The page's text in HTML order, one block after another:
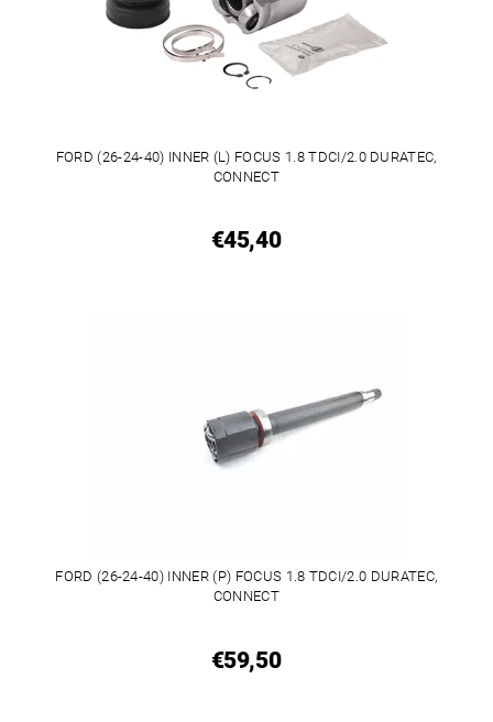
FORD (26-24-40) INNER (L) FOCUS 1.8 TDCI/2.0 DURATEC,
CONNECT
€45,40
FORD (26-24-40) INNER (P) FOCUS 1.8 TDCI/2.0 DURATEC,
CONNECT
€59,50